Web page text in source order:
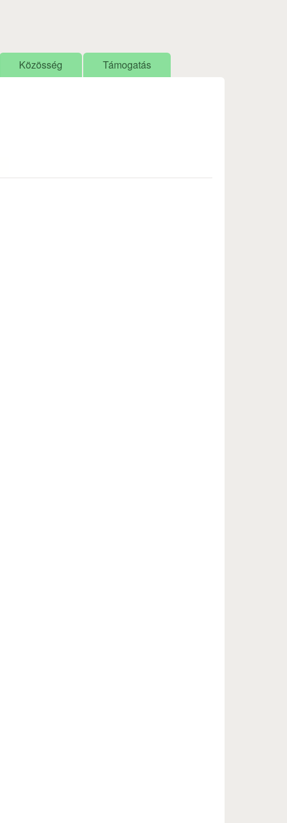
Közösség Támogatás